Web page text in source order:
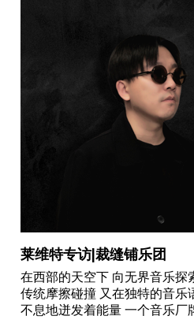
莱维特专访|裁缝铺乐团
在西部的天空下 向无界音乐
传统摩擦碰撞 又在独特的音
不息地迸发着能量 一个音乐厂